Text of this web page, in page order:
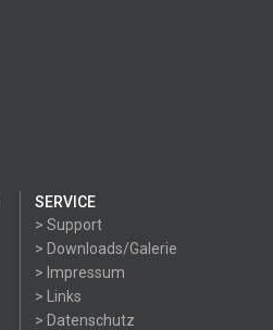
SERVICE
> Support
> Downloads/Galerie
> Impressum
> Links
> Datenschutz